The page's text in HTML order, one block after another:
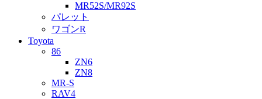
MR52S/MR92S
パレット
ワゴンR
Toyota
86
ZN6
ZN8
MR-S
RAV4